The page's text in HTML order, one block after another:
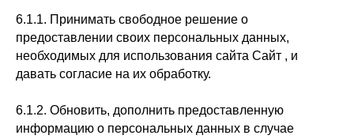
6.1.1. Принимать свободное решение о
предоставлении своих персональных данных,
необходимых для использования сайта Сайт , и
давать согласие на их обработку.
6.1.2. Обновить, дополнить предоставленную
информацию о персональных данных в случае